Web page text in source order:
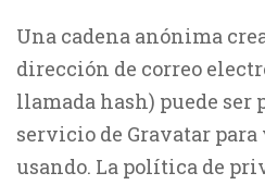
Una cadena anónima
dirección de correo
llamada hash) puede ser
servicio de Gravatar para
usando. La política de